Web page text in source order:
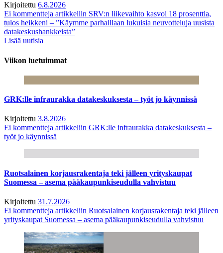
Kirjoitettu 6.8.2026
Ei kommentteja artikkeliin SRV:n liikevaihto kasvoi 18 prosenttia,
tulos heikkeni – ”Käymme parhaillaan lukuisia neuvotteluja uusista
datakeskushankkeista”
Lisää uutisia
Viikon luetuimmat
GRK:lle infraurakka datakeskuksesta – työt jo käynnissä
Kirjoitettu 3.8.2026
Ei kommentteja artikkeliin GRK:lle infraurakka datakeskuksesta –
työt jo käynnissä
Ruotsalainen korjausrakentaja teki jälleen yrityskaupat
Suomessa – asema pääkaupunkiseudulla vahvistuu
Kirjoitettu 31.7.2026
Ei kommentteja artikkeliin Ruotsalainen korjausrakentaja teki jälleen
yrityskaupat Suomessa – asema pääkaupunkiseudulla vahvistuu